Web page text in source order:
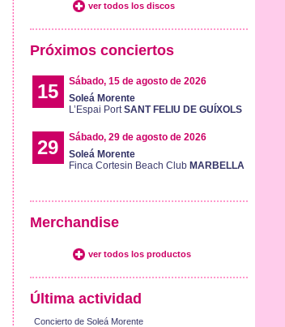
ver todos los discos
Próximos conciertos
15
Sábado, 15 de agosto de 2026
Soleá Morente
L’Espai PortSANT FELIU DE GUÍXOLS
29
Sábado, 29 de agosto de 2026
Soleá Morente
Finca Cortesin Beach Club MARBELLA
Merchandise
ver todos los productos
Última actividad
Concierto de Soleá Morente